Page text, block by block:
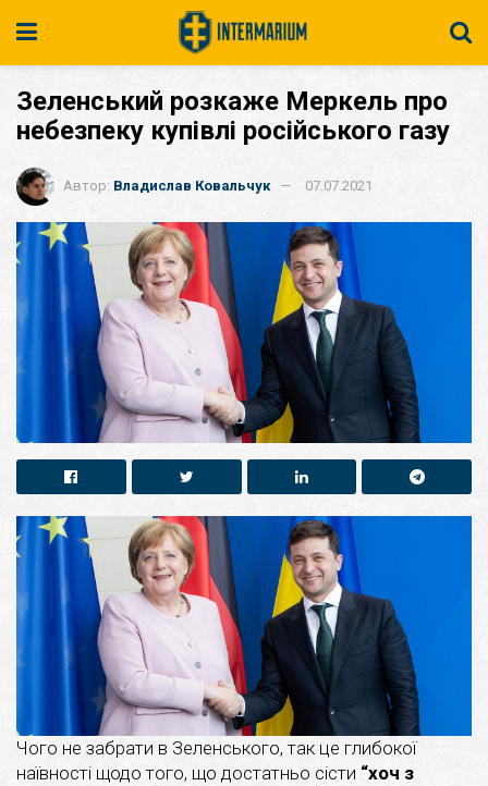
Зеленський розкаже Меркель про
небезпеку купівлі російського газу
Автор: Владислав Ковальчук 07.07.2021
Чого не забрати в Зеленського, так це глибокої
наївності щодо того, що достатньо сісти “хоч з